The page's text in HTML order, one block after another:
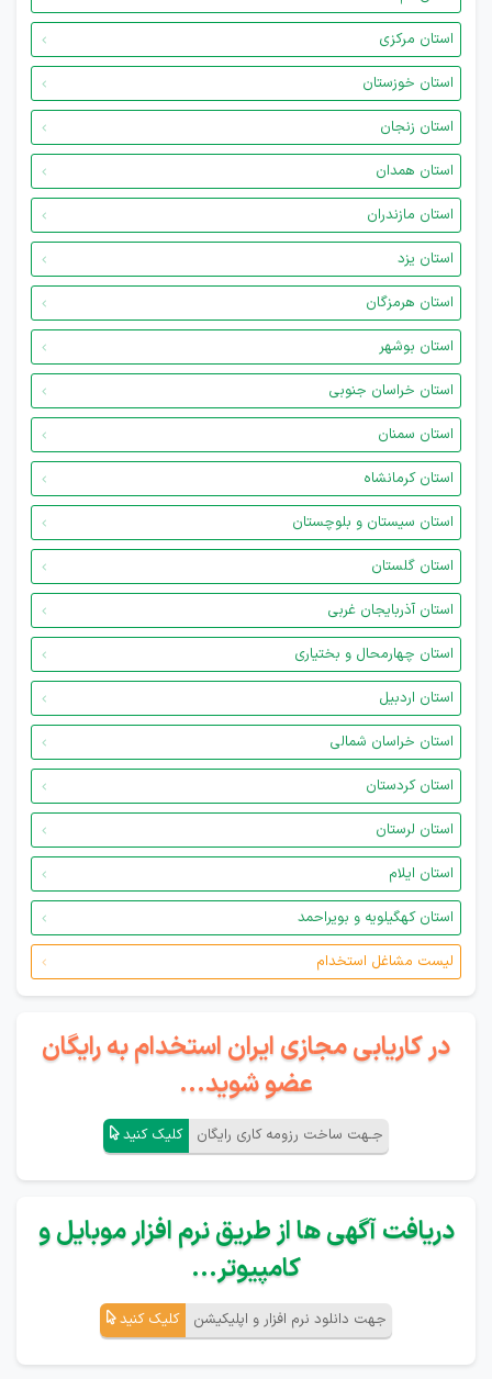
استان مرکزی
استان خوزستان
استان زنجان
استان همدان
استان مازندران
استان یزد
استان هرمزگان
استان بوشهر
استان خراسان جنوبی
استان سمنان
استان کرمانشاه
استان سیستان و بلوچستان
استان گلستان
استان آذربایجان غربی
استان چهارمحال و بختیاری
استان اردبیل
استان خراسان شمالی
استان کردستان
استان لرستان
استان ایلام
استان کهگیلویه و بویراحمد
لیست مشاغل استخدام
در کاریابی مجازی ایران استخدام به رایگان
عضو شوید...
جـهت ساخت رزومه کاری رایگان کلیک کنید
دریافت آگهی ها از طریق نرم افزار موبایل و
کامپیوتر...
جهت دانلود نرم افزار و اپلیکیشن کلیک کنید